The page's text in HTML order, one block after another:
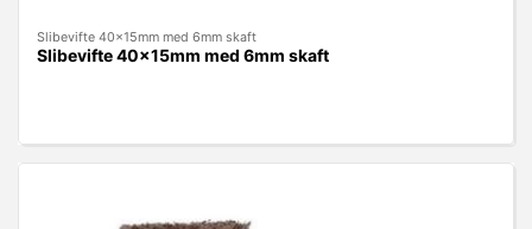
Slibevifte 40x15mm med 6mm skaft
Slibevifte 40x15mm med 6mm skaft